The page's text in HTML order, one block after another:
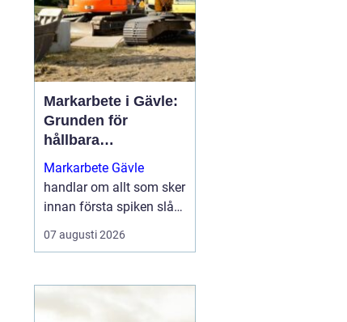
Markarbete i Gävle:
Grunden för
hållbara
byggprojekt
Markarbete Gävle
handlar om allt som sker
innan första spiken slås
i eller första
betongplattan gjuts, och
grunden för ett tryggt...
07 augusti 2026